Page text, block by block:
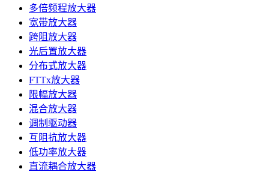
多倍频程放大器
宽带放大器
跨阻放大器
光后置放大器
分布式放大器
FTTx放大器
限幅放大器
混合放大器
调制驱动器
互阻抗放大器
低功率放大器
直流耦合放大器